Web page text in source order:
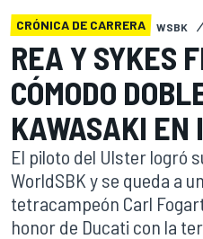
CRÓNICA DE CARRERA WSBK
REA Y SYKES
CÓMODO
KAWASAKI EN
El piloto del Ulster logró
WorldSBK y se queda a
tetracampeón Carl
honor de Ducati con la